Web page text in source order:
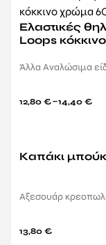
Ελαστικές
Loops
Άλλα Αναλώσιμα
12,80 €–14,40 €
Καπάκι
Αξεσουάρ
13,80 €